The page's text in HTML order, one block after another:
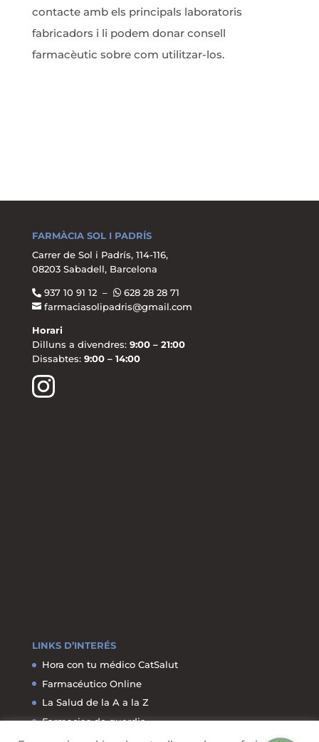
contacte amb els principals laboratoris
fabricadors i li podem donar consell
farmacèutic sobre com utilitzar-los.
FARMÀCIA SOL I PADRÍS
Carrer de Sol i Padrís, 114-116,
08203 Sabadell, Barcelona
937 10 91 12 –
628 28 28 71
farmaciasolipadris@gmail.com
Horari
Dilluns a divendres: 9:00 – 21:00
Dissabtes: 9:00 – 14:00
LINKS D’INTERÉS
Hora con tu médico CatSalut
Farmacéutico Online
La Salud de la A a la Z
Farmacias de guardia